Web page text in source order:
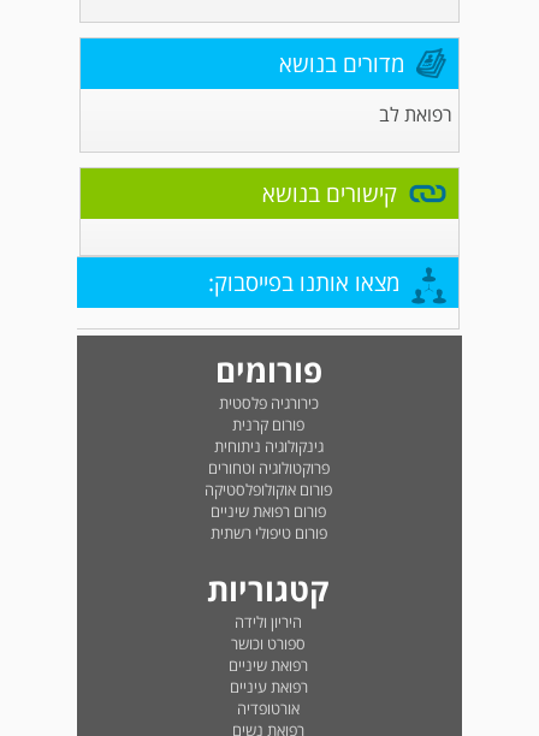
מדורים בנושא
רפואת לב
קישורים בנושא
מצאו אותנו בפייסבוק:
פורומים
כירורגיה פלסטית
פורום קרנית
גינקולוגיה ניתוחית
פרוקטולוגיה וטחורים
פורום אוקולופלסטיקה
פורום רפואת שיניים
פורום טיפולי רשתית
קטגוריות
היריון ולידה
ספורט וכושר
רפואת שיניים
רפואת עיניים
אורטופדיה
רפואת נשים